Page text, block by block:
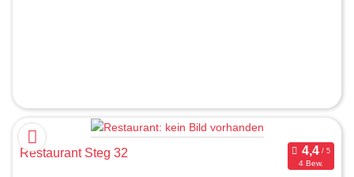
Restaurant Steg 32
4 Bew.